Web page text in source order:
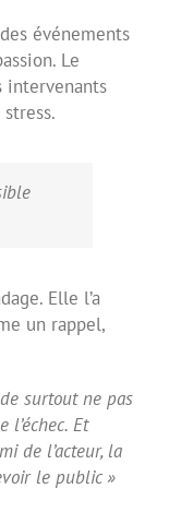
événements
Le
Elle l’a
un rappel,
surtout ne pas
Et
de l’acteur, la
le public »